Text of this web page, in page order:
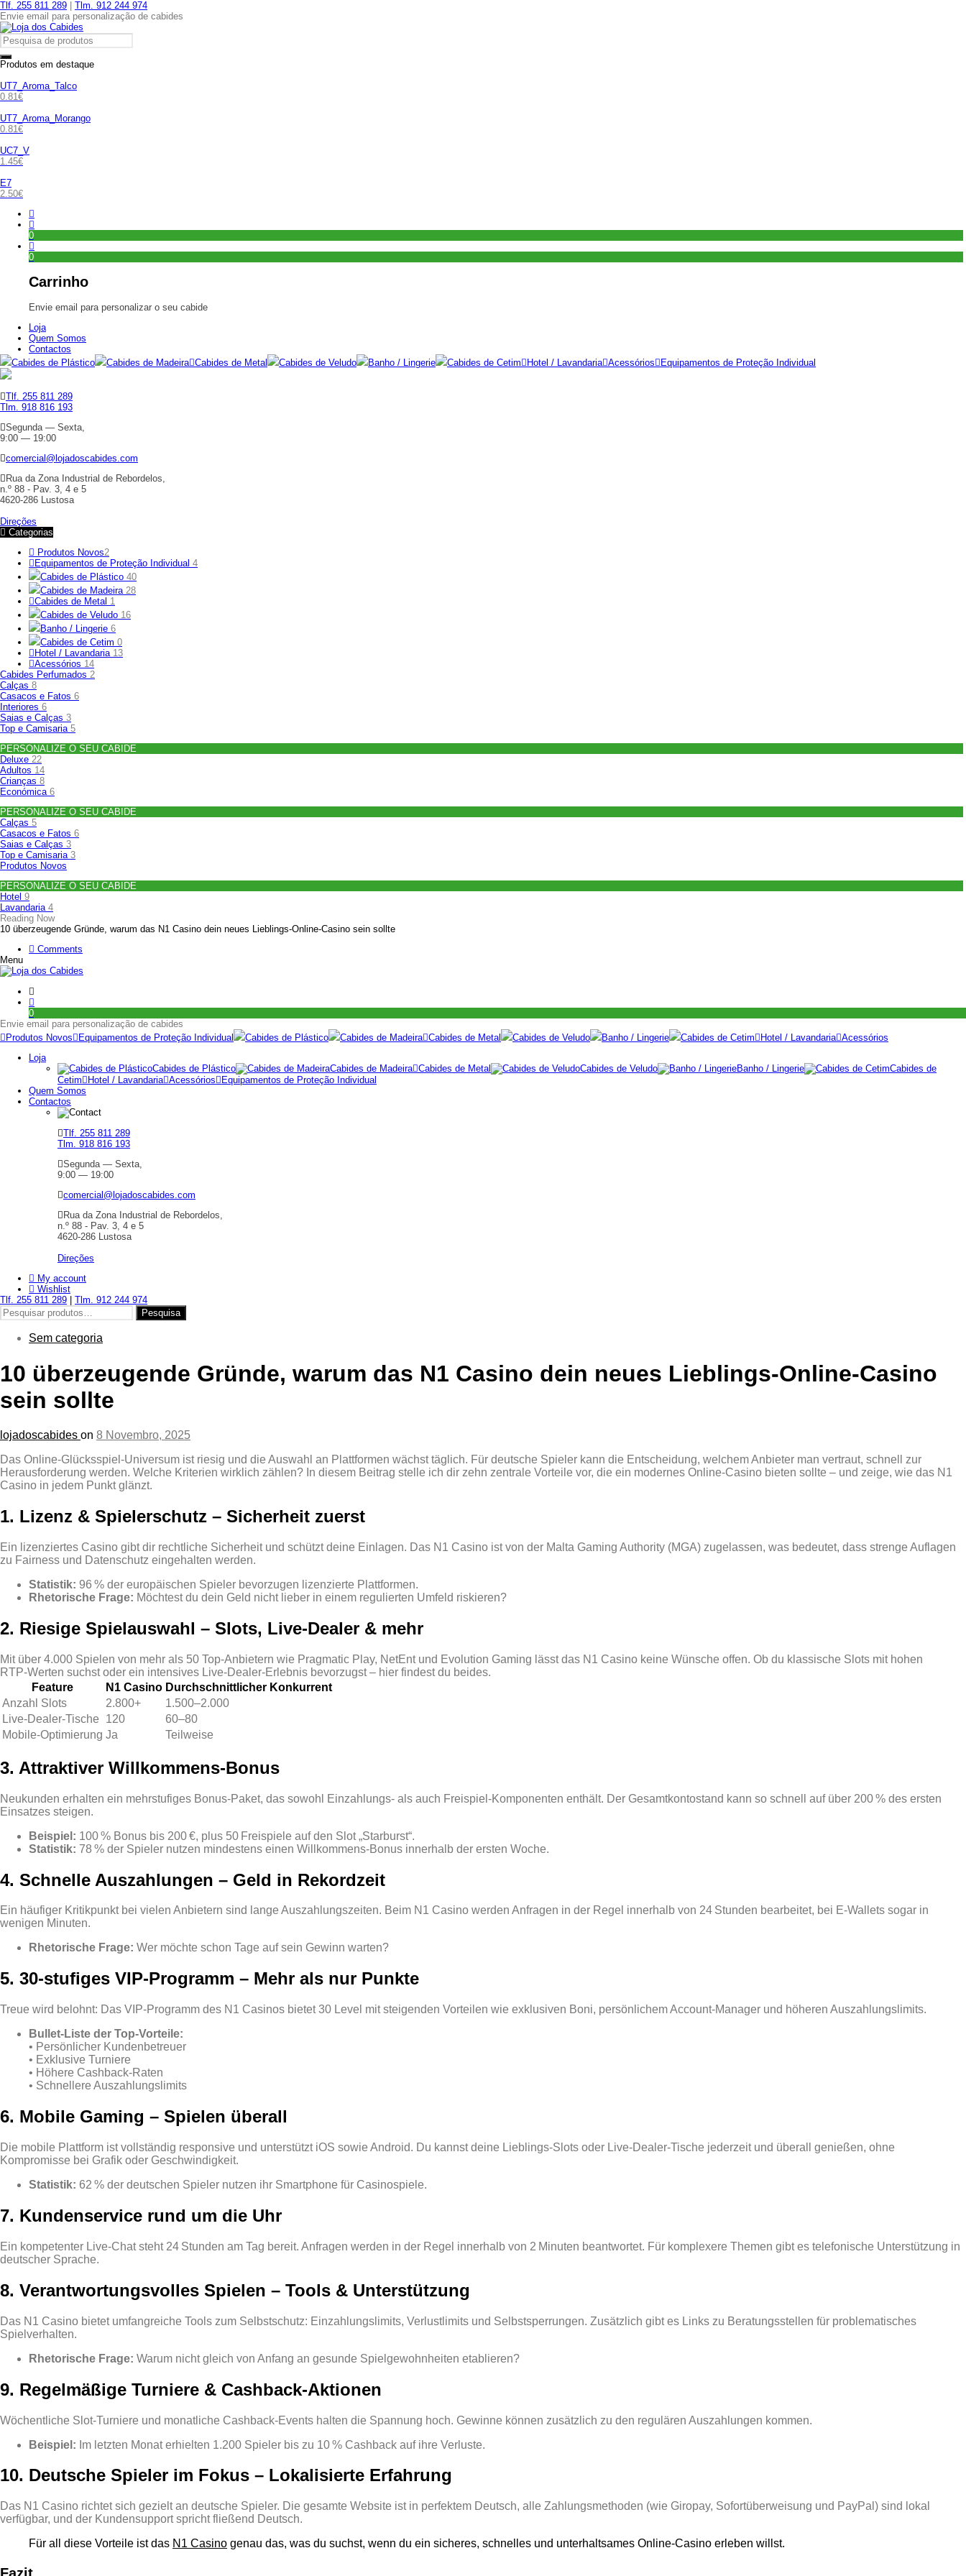
Tlf. 255 811 289
Tlm. 912 244 974
Envie email para personalização de cabides
Produtos em destaque
UT7_Aroma_Talco
0.81€
UT7_Aroma_Morango
0.81€
UC7_V
1.45€
E7
2.50€
0
0
Carrinho
Envie email para personalizar o seu cabide
Loja
Quem Somos
Contactos
Cabides de Plástico
Cabides de Madeira Cabides de Metal Cabides de Veludo Banho / Lingerie Cabides de Cetim Hotel / Lavandaria Acessórios Equipamentos de Proteção Individual
Tlf. 255 811 289
Tlm. 918 816 193
Segunda — Sexta,
9:00 — 19:00
comercial@lojadoscabides.com
Rua da Zona Industrial de Rebordelos,
n.º 88 - Pav. 3, 4 e 5
4620-286 Lustosa
Direções
Categorias
Produtos Novos2
Equipamentos de Proteção Individual 4
Cabides de Plástico 40
Cabides de Madeira 28
Cabides de Metal 1
Cabides de Veludo 16
Banho / Lingerie 6
Cabides de Cetim 0
Hotel / Lavandaria 13
Acessórios 14
Cabides Perfumados 2
Calças 8
Casacos e Fatos 6
Interiores 6
Saias e Calças 3
Top e Camisaria 5
PERSONALIZE O SEU CABIDE
Deluxe 22
Adultos 14
Crianças 8
Económica 6
PERSONALIZE O SEU CABIDE
Calças 5
Casacos e Fatos 6
Saias e Calças 3
Top e Camisaria 3
Produtos Novos
PERSONALIZE O SEU CABIDE
Hotel 9
Lavandaria 4
Reading Now
10 überzeugende Gründe, warum das N1 Casino dein neues Lieblings‑Online‑Casino sein sollte
Comments
Menu
0
Envie email para personalização de cabides
Produtos Novos
Equipamentos de Proteção Individual Cabides de Plástico Cabides de Madeira Cabides de Metal Cabides de Veludo Banho / Lingerie Cabides de Cetim Hotel / Lavandaria Acessórios
Loja
Cabides de Plástico
Cabides de Madeira Cabides de Metal Cabides de Veludo Banho / Lingerie
Cabides de
Cetim
Hotel / Lavandaria Acessórios
Equipamentos de Proteção Individual
Quem Somos
Contactos
Tlf. 255 811 289
Tlm. 918 816 193
Segunda — Sexta,
9:00 — 19:00
comercial@lojadoscabides.com
Rua da Zona Industrial de Rebordelos,
n.º 88 - Pav. 3, 4 e 5
4620-286 Lustosa
Direções
My account
Wishlist
Tlf. 255 811 289
Tlm. 912 244 974
Pesquisar
por:
Pesquisa
Sem categoria
10 überzeugende Gründe, warum das N1 Casino dein neues Lieblings‑Online‑Casino
sein sollte
lojadoscabides on 8 Novembro, 2025
Das Online‑Glücksspiel‑Universum ist riesig und die Auswahl an Plattformen wächst täglich. Für deutsche Spieler kann die Entscheidung, welchem Anbieter man vertraut, schnell zur
Herausforderung werden. Welche Kriterien wirklich zählen? In diesem Beitrag stelle ich dir zehn zentrale Vorteile vor, die ein modernes Online‑Casino bieten sollte – und zeige, wie das N1
Casino in jedem Punkt glänzt.
1. Lizenz & Spielerschutz – Sicherheit zuerst
Ein lizenziertes Casino gibt dir rechtliche Sicherheit und schützt deine Einlagen. Das N1 Casino ist von der Malta Gaming Authority (MGA) zugelassen, was bedeutet, dass strenge Auflagen
zu Fairness und Datenschutz eingehalten werden.
Statistik: 96 % der europäischen Spieler bevorzugen lizenzierte Plattformen.
Rhetorische Frage: Möchtest du dein Geld nicht lieber in einem regulierten Umfeld riskieren?
2. Riesige Spielauswahl – Slots, Live‑Dealer & mehr
Mit über 4.000 Spielen von mehr als 50 Top‑Anbietern wie Pragmatic Play, NetEnt und Evolution Gaming lässt das N1 Casino keine Wünsche offen. Ob du klassische Slots mit hohen
RTP‑Werten suchst oder ein intensives Live‑Dealer‑Erlebnis bevorzugst – hier findest du beides.
Feature
N1 Casino Durchschnittlicher Konkurrent
Anzahl Slots
2.800+
1.500–2.000
Live‑Dealer‑Tische
120
60–80
Mobile‑Optimierung Ja Teilweise
3. Attraktiver Willkommens‑Bonus
Neukunden erhalten ein mehrstufiges Bonus‑Paket, das sowohl Einzahlungs‑ als auch Freispiel‑Komponenten enthält. Der Gesamtkontostand kann so schnell auf über 200 % des ersten
Einsatzes steigen.
Beispiel: 100 % Bonus bis 200 €, plus 50 Freispiele auf den Slot „Starburst“.
Statistik: 78 % der Spieler nutzen mindestens einen Willkommens‑Bonus innerhalb der ersten Woche.
4. Schnelle Auszahlungen – Geld in Rekordzeit
Ein häufiger Kritikpunkt bei vielen Anbietern sind lange Auszahlungszeiten. Beim N1 Casino werden Anfragen in der Regel innerhalb von 24 Stunden bearbeitet, bei E‑Wallets sogar in
wenigen Minuten.
Rhetorische Frage: Wer möchte schon Tage auf sein Gewinn warten?
5. 30‑stufiges VIP‑Programm – Mehr als nur Punkte
Treue wird belohnt: Das VIP‑Programm des N1 Casinos bietet 30 Level mit steigenden Vorteilen wie exklusiven Boni, persönlichem Account‑Manager und höheren Auszahlungslimits.
Bullet‑Liste der Top‑Vorteile:
• Persönlicher Kundenbetreuer
• Exklusive Turniere
• Höhere Cashback‑Raten
• Schnellere Auszahlungslimits
6. Mobile Gaming – Spielen überall
Die mobile Plattform ist vollständig responsive und unterstützt iOS sowie Android. Du kannst deine Lieblings‑Slots oder Live‑Dealer‑Tische jederzeit und überall genießen, ohne
Kompromisse bei Grafik oder Geschwindigkeit.
Statistik: 62 % der deutschen Spieler nutzen ihr Smartphone für Casinospiele.
7. Kundenservice rund um die Uhr
Ein kompetenter Live‑Chat steht 24 Stunden am Tag bereit. Anfragen werden in der Regel innerhalb von 2 Minuten beantwortet. Für komplexere Themen gibt es telefonische Unterstützung in
deutscher Sprache.
8. Verantwortungsvolles Spielen – Tools & Unterstützung
Das N1 Casino bietet umfangreiche Tools zum Selbstschutz: Einzahlungslimits, Verlustlimits und Selbstsperrungen. Zusätzlich gibt es Links zu Beratungsstellen für problematisches
Spielverhalten.
Rhetorische Frage: Warum nicht gleich von Anfang an gesunde Spielgewohnheiten etablieren?
9. Regelmäßige Turniere & Cashback‑Aktionen
Wöchentliche Slot‑Turniere und monatliche Cashback‑Events halten die Spannung hoch. Gewinne können zusätzlich zu den regulären Auszahlungen kommen.
Beispiel: Im letzten Monat erhielten 1.200 Spieler bis zu 10 % Cashback auf ihre Verluste.
10. Deutsche Spieler im Fokus – Lokalisierte Erfahrung
Das N1 Casino richtet sich gezielt an deutsche Spieler. Die gesamte Website ist in perfektem Deutsch, alle Zahlungsmethoden (wie Giropay, Sofortüberweisung und PayPal) sind lokal
verfügbar, und der Kundensupport spricht fließend Deutsch.
Für all diese Vorteile ist das N1 Casino genau das, was du suchst, wenn du ein sicheres, schnelles und unterhaltsames Online‑Casino erleben willst.
Fazit